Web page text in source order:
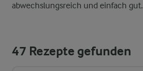
abwechslungsreich und einfach gut.
47 Rezepte gefunden